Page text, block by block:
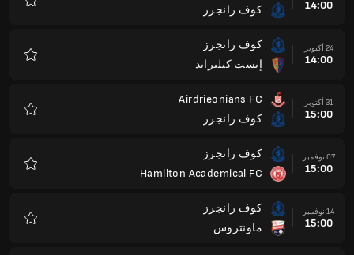
14:00
كوف رانجرز
24 أكتوبر
14:00
كوف رانجرز
إيست كيلبرايد
31 أكتوبر
15:00
Airdrieonians FC
كوف رانجرز
07 نوفمبر
15:00
كوف رانجرز
Hamilton Academical FC
14 نوفمبر
15:00
كوف رانجرز
ماونتروس